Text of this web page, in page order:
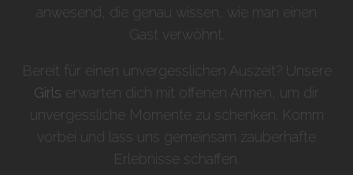
anwesend, die genau wissen, wie man einen
Gast verwöhnt.
Bereit für einen unvergesslichen Auszeit? Unsere
Girls erwarten dich mit offenen Armen, um dir
unvergessliche Momente zu schenken. Komm
vorbei und lass uns gemeinsam zauberhafte
Erlebnisse schaffen.